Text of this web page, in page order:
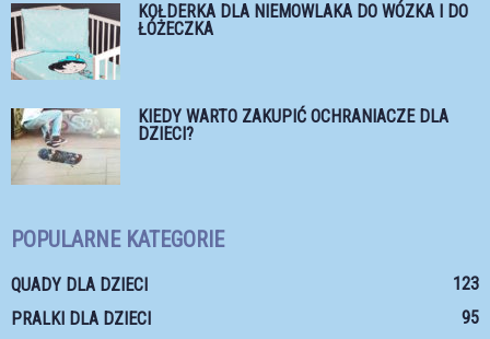
KOŁDERKA DLA NIEMOWLAKA DO WÓZKA I DO
ŁÓŻECZKA
KIEDY WARTO ZAKUPIĆ OCHRANIACZE DLA
DZIECI?
POPULARNE KATEGORIE
QUADY DLA DZIECI
123
PRALKI DLA DZIECI
95